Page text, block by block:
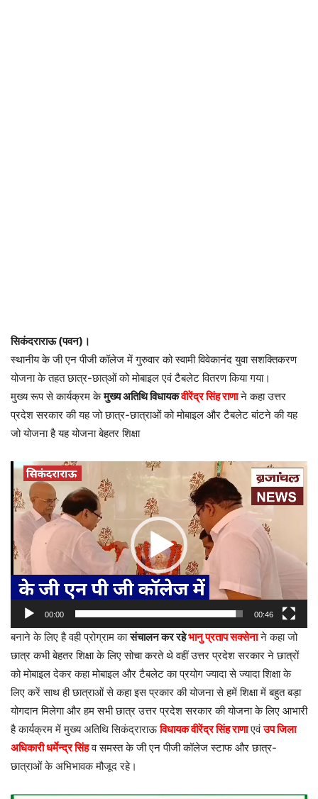
सिकंदराराऊ (पवन)।
स्थानीय के जी एन पीजी कॉलेज में गुरुवार को स्वामी विवेकानंद युवा सशक्तिकरण
योजना के तहत छात्र-छात्ओं को मोबाइल एवं टैबलेट वितरण किया गया।
मुख्य रूप से कार्यक्रम केमुख्य अतिथि विधायकवीरेंद्र सिंह राणाने कहा उत्तर
प्रदेश सरकार की यह जो छात्र-छात्राओं को मोबाइल और टैबलेट बांटने की यह
जो योजना है यह योजना बेहतर शिक्षा
वीडियो
प्लेयर
00:00 00:46
बनाने के लिए है वही प्रोग्राम कासंचालन कर रहेभानु प्रताप सक्सेनाने कहा जो
छात्र कभी बेहतर शिक्षा के लिए सोचा करते थे वहीं उत्तर प्रदेश सरकार ने छात्रों
को मोबाइल देकर कहा मोबाइल और टैबलेट का प्रयोग ज्यादा से ज्यादा शिक्षा के
लिए करें साथ ही छात्राओं से कहा इस प्रकार की योजना से हमें शिक्षा में बहुत बड़ा
योगदान मिलेगा और हम सभी छात्र उत्तर प्रदेश सरकार की योजना के लिए आभारी
है कार्यक्रम में मुख्य अतिथि सिकंद्राराऊविधायक वीरेंद्र सिंह राणा एवंउप जिला
अधिकारी धर्मेन्द्र सिंहव समस्त के जी एन पीजी कॉलेज स्टाफ और छात्र-
छात्राओं के अभिभावक मौजूद रहे।